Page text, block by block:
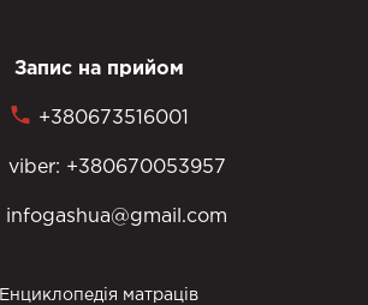
Запис на прийом
+380673516001
viber: +380670053957
infogashua@gmail.com
Енциклопедія матраців